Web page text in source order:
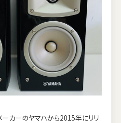
カーのヤマハから2015年にリリ